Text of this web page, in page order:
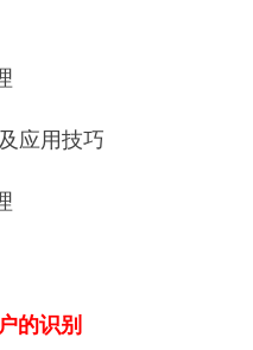
应用技巧
的识别